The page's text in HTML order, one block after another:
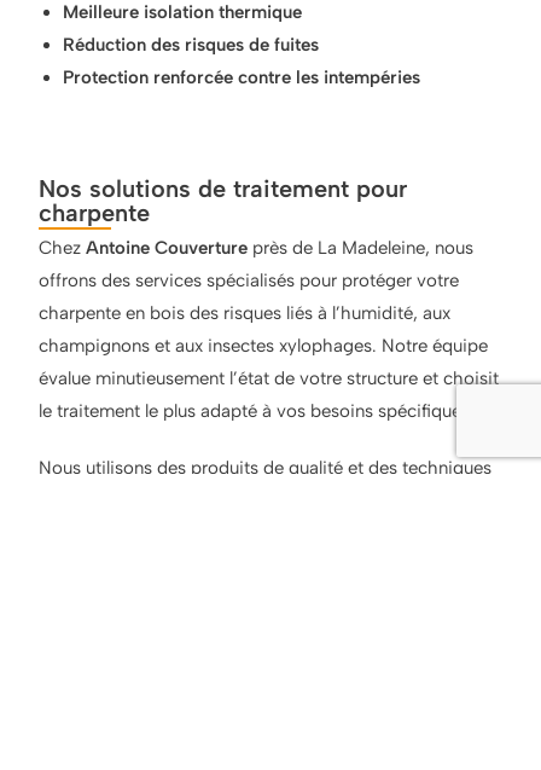
Meilleure isolation thermique
Réduction des risques de fuites
Protection renforcée contre les intempéries
Nos solutions de traitement pour
charpente
ChezAntoine Couverture près de La Madeleine, nous
offrons des services spécialisés pour protéger votre
charpente en bois des risques liés à l’humidité, aux
champignons et aux insectes xylophages. Notre équipe
évalue minutieusement l’état de votre structure et choisit
le traitement le plus adapté à vos besoins spécifiques.
Nous utilisons des produits de qualité et des techniques